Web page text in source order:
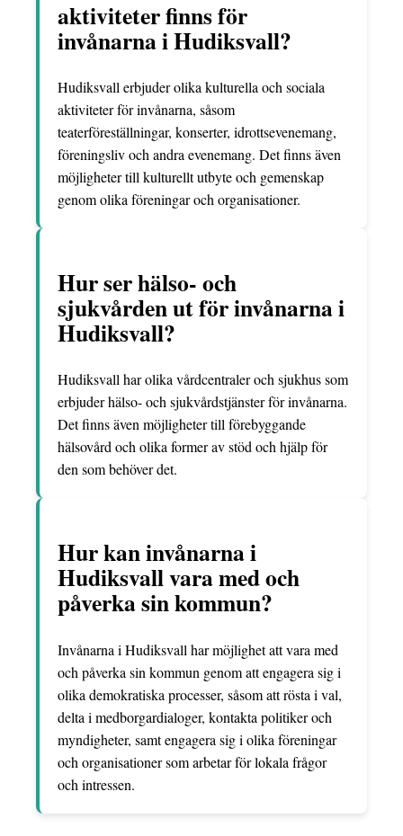
aktiviteter finns för
invånarna i Hudiksvall?
Hudiksvall erbjuder olika kulturella och sociala
aktiviteter för invånarna, såsom
teaterföreställningar, konserter, idrottsevenemang,
föreningsliv och andra evenemang. Det finns även
möjligheter till kulturellt utbyte och gemenskap
genom olika föreningar och organisationer.
Hur ser hälso- och
sjukvården ut för invånarna i
Hudiksvall?
Hudiksvall har olika vårdcentraler och sjukhus som
erbjuder hälso- och sjukvårdstjänster för invånarna.
Det finns även möjligheter till förebyggande
hälsovård och olika former av stöd och hjälp för
den som behöver det.
Hur kan invånarna i
Hudiksvall vara med och
påverka sin kommun?
Invånarna i Hudiksvall har möjlighet att vara med
och påverka sin kommun genom att engagera sig i
olika demokratiska processer, såsom att rösta i val,
delta i medborgardialoger, kontakta politiker och
myndigheter, samt engagera sig i olika föreningar
och organisationer som arbetar för lokala frågor
och intressen.